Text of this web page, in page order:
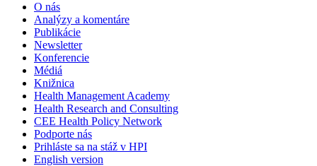
O nás
Analýzy a komentáre
Publikácie
Newsletter
Konferencie
Médiá
Knižnica
Health Management Academy
Health Research and Consulting
CEE Health Policy Network
Podporte nás
Prihláste sa na stáž v HPI
English version